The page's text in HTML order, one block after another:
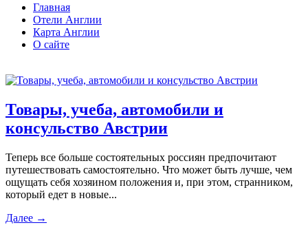
Главная
Отели Англии
Карта Англии
О сайте
Товары, учеба, автомобили и
консульство Австрии
Теперь все больше состоятельных россиян предпочитают
путешествовать самостоятельно. Что может быть лучше, чем
ощущать себя хозяином положения и, при этом, странником,
который едет в новые...
Далее →